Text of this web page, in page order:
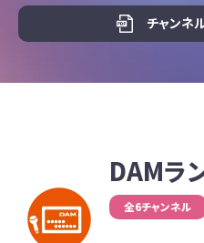
チャンネ
DAMラ
全6チャンネル